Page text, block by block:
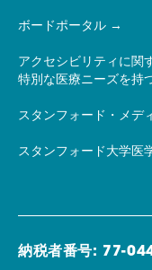
ボードポータル
アクセシビリティに関
特別な医療ニーズを持
スタンフォード・メデ
スタンフォード大学医
納税者番号: 77-